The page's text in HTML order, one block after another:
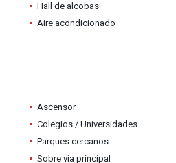
Hall de alcobas
Aire acondicionado
Ascensor
Colegios / Universidades
Parques cercanos
Sobre vía principal